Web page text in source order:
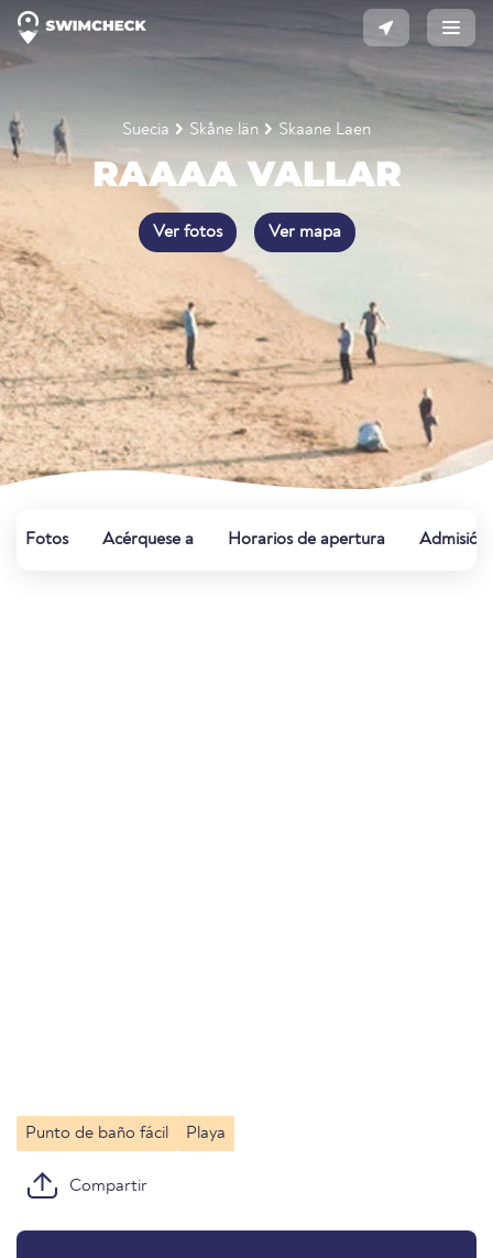
Suecia Skåne län Skaane Laen
RAAAA VALLAR
Ver fotos Ver mapa
Fotos Acérquese a Horarios de apertura Admisión
Punto de baño fácil Playa
Compartir